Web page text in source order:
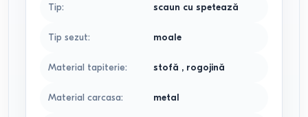
Tip: scaun cu spetează
Tip sezut: moale
Material tapiterie: stofă , rogojină
Material carcasa: metal